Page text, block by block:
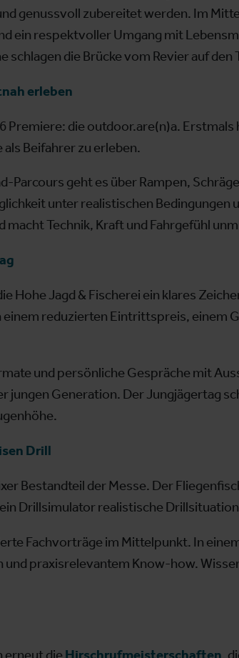
genussvoll zubereitet werden. Im
ein respektvoller Umgang mit
schlagen die Brücke vom Revier auf den
erleben
Premiere: die outdoor.are(n)a.
Beifahrer zu erleben.
Parcours geht es über Rampen,
unter realistischen
macht Technik, Kraft und Fahrgefühl
Hohe Jagd & Fischerei ein klares
reduzierten Eintrittspreis, einem
und persönliche Gespräche mit
jungen Generation. Der Jungjägertag
Drill
Bestandteil der Messe. Der
Drillsimulator realistische
Fachvorträge im Mittelpunkt. In
und praxisrelevantem Know-how.
erneut dieHirschrufmeisterschaften,